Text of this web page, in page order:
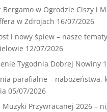
Bergamo w Ogrodzie Ciszy i
w Zdrojach 16/07/2026
i nowy śpiew – nasze
12/07/2026
Tygodnia Dobrej Nowiny
parafialne – nabożeństwa,
05/07/2026
Muzyki Przywracanej 2026 –